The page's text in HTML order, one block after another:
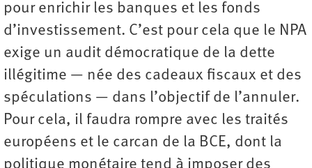
pour enrichir les banques et les fonds
d’investissement. C’est pour cela que le NPA
exige un audit démocratique de la dette
illégitime — née des cadeaux fiscaux et des
spéculations — dans l’objectif de l’annuler.
Pour cela, il faudra rompre avec les traités
européens et le carcan de la BCE, dont la